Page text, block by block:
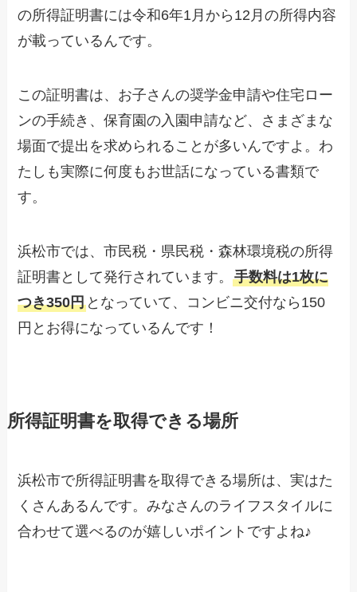
の所得証明書には令和6年1月から12月の所得内容
が載っているんです。
この証明書は、お子さんの奨学金申請や住宅ロー
ンの手続き、保育園の入園申請など、さまざまな
場面で提出を求められることが多いんですよ。わ
たしも実際に何度もお世話になっている書類で
す。
浜松市では、市民税・県民税・森林環境税の所得
証明書として発行されています。手数料は1枚に
つき350円 となっていて、コンビニ交付なら150
円とお得になっているんです！
所得証明書を取得できる場所
浜松市で所得証明書を取得できる場所は、実はた
くさんあるんです。みなさんのライフスタイルに
合わせて選べるのが嬉しいポイントですよね♪